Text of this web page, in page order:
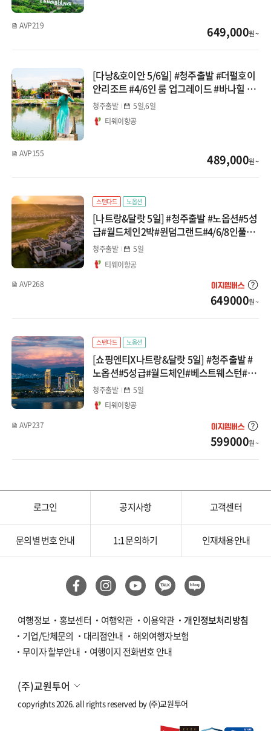
AVP219 649,000원 ~
[다낭&호이안 5/6일] #청주출발 #더펄호이
안리조트 #4/6인 룸 업그레이드 #바나힐 테
마파크 #호이안 구시가지 #한시장 #반나절
자유1회 패키지
청주출발
5일,6일
티웨이항공
AVP155 489,000원 ~
스탠다드 노옵션
[나트랑&달랏 5일] #청주출발 #노옵션#5성
급#월드체인2박#윈덤그랜드#4/6/8인풀빌
라UP#달랏1박#케이블카편도#레일바이크
#지프차체험 패키지
청주출발
5일
티웨이항공
AVP268
649000원 ~
스탠다드 노옵션
[쇼핑엔티X나트랑&달랏 5일] #청주출발 #
노옵션#5성급#월드체인#베스트웨스턴#스
톤마사지#야시장투어#케이블카편도#레일
바이크#지프차체험 패키지
청주출발
5일
티웨이항공
AVP237
599000원 ~
로그인 공지사항 고객센터
문의별 번호 안내 1:1 문의하기 인재채용안내
여행정보 홍보센터 여행약관 이용약관
개인정보처리방침
기업/단체문의
대리점안내
해외여행자보험
무이자 할부안내
여행이지 전화번호 안내
(주)교원투어
copyrights 2026. all rights reserved by (주)교원투어